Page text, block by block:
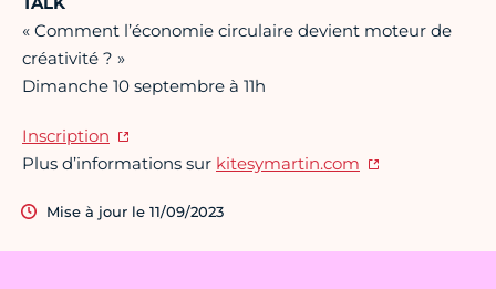
« Comment l’économie circulaire devient moteur de
créativité ? »
Dimanche 10 septembre à 11h
Inscription
Plus d’informations sur kitesymartin.com
Mise à jour le 11/09/2023